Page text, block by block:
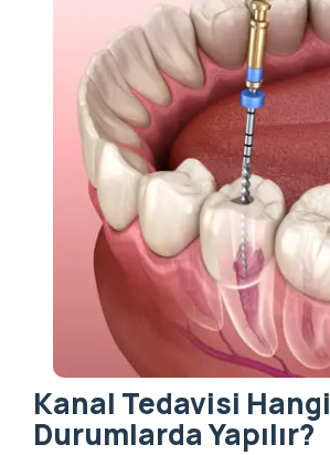
Kanal Tedavisi Hangi
Durumlarda Yapılır?